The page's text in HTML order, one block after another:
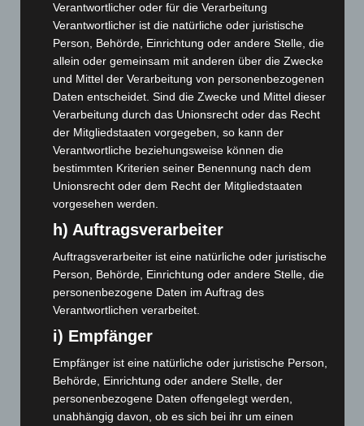
Juni 2025(103)
Mai 2025(112)
April 2025 (88)
März 2025 (111)
Februar 2025(96)
Januar 2025(88)
Dezember 2024(89)
November 2024(94)
Oktober 2024
September 2024(112)
August 2024(107)
Juli 2024(89)
Juni 2024(107)
Mai 2024(149)
April 2024(102)
März 2024(103)
Februar 2024
(103)
Verantwortlicher oder für die Verarbeitung
Verantwortlicher ist die natürliche oder juristische
Person, Behörde, Einrichtung oder andere Stelle, die
allein oder gemeinsam mit anderen über die Zwecke
und Mittel der Verarbeitung von personenbezogenen
Daten entscheidet. Sind die Zwecke und Mittel dieser
Verarbeitung durch das Unionsrecht oder das Recht
der Mitgliedstaaten vorgegeben, so kann der
Verantwortliche beziehungsweise können die
bestimmten Kriterien seiner Benennung nach dem
Unionsrecht oder dem Recht der Mitgliedstaaten
vorgesehen werden.
h) Auftragsverarbeiter
Auftragsverarbeiter ist eine natürliche oder juristische
Person, Behörde, Einrichtung oder andere Stelle, die
personenbezogene Daten im Auftrag des
Verantwortlichen verarbeitet.
i) Empfänger
Empfänger ist eine natürliche oder juristische Person,
Behörde, Einrichtung oder andere Stelle, der
personenbezogene Daten offengelegt werden,
unabhängig davon, ob es sich bei ihr um einen